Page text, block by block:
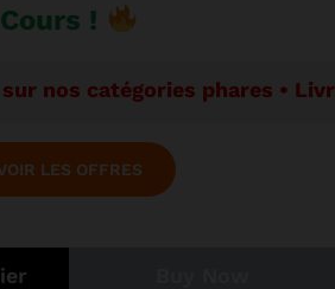
Cours !
nos catégories phares •
LES OFFRES